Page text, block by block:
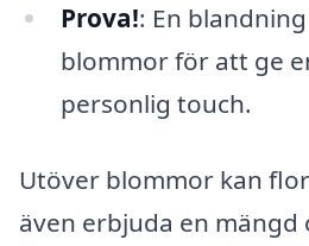
Prova!: En
blommor för att ge
personlig touch.
Utöver blommor kan
även erbjuda en